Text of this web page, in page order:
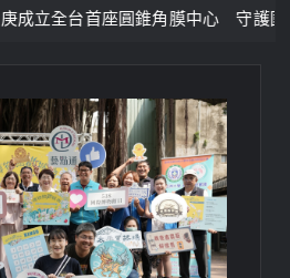
首座圓錐角膜中心 守護國人視力健